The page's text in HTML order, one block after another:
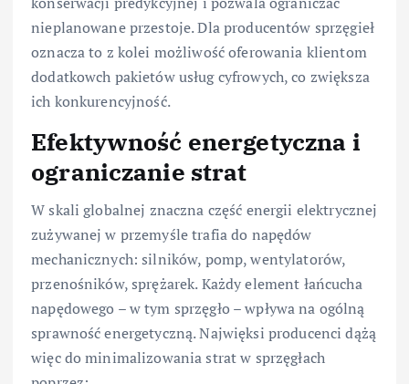
nieplanowane przestoje. Dla producentów sprzęgieł
oznacza to z kolei możliwość oferowania klientom
dodatkowch pakietów usług cyfrowych, co zwiększa
ich konkurencyjność.
Efektywność energetyczna i
ograniczanie strat
W skali globalnej znaczna część energii elektrycznej
zużywanej w przemyśle trafia do napędów
mechanicznych: silników, pomp, wentylatorów,
przenośników, sprężarek. Każdy element łańcucha
napędowego – w tym sprzęgło – wpływa na ogólną
sprawność energetyczną. Najwięksi producenci dążą
więc do minimalizowania strat w sprzęgłach